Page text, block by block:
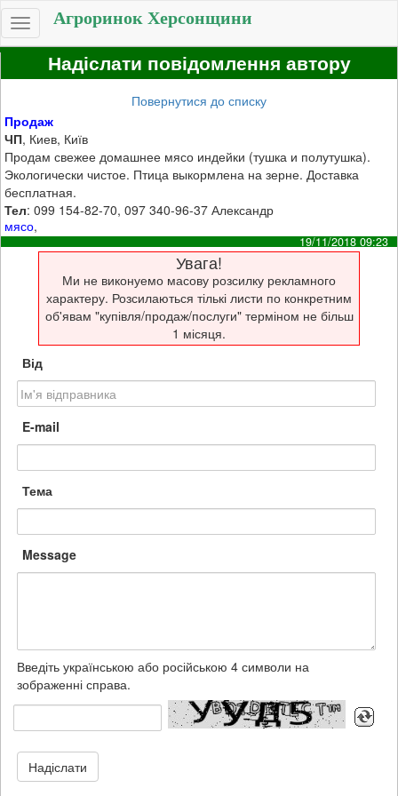
Toggle
navigation
Агроринок Херсонщини
Надіслати повідомлення автору
Повернутися до списку
Продаж
ЧП, Киев, Київ
Продам свежее домашнее мясо индейки (тушка и полутушка).
Экологически чистое. Птица выкормлена на зерне. Доставка
бесплатная.
Тел: 099 154-82-70, 097 340-96-37 Александр
мясо,
19/11/2018 09:23
Увага!
Ми не виконуемо масову розсилку рекламного
характеру. Розсилаються тількі листи по конкретним
об'явам "купівля/продаж/послуги" терміном не більш
1 місяця.
Від
E-mail
Тема
Message
Введіть українською або російською 4 символи на
зображенні справа.
Надіслати